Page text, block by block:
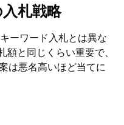
札戦略
ーワード入札とは異な
と同じくらい重要で、
は悪名高いほど当てに